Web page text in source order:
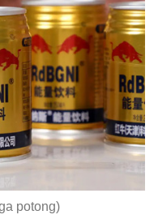
potong)